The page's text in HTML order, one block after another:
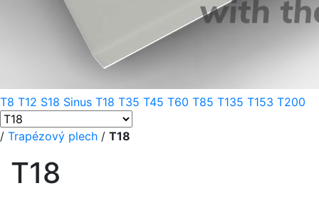
T8 T12 S18 Sinus T18 T35 T45 T60 T85 T135 T153 T200
/ Trapézový plech / T18
T18